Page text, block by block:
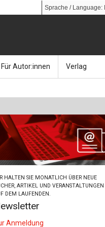
Social Media
Library
Für Autor:innen
Kalender
Zeitschriften
Verlag
So finden
HALTEN SIE MONATLICH ÜBER NEUE
ARTIKEL UND VERANSTALTUNGEN
DEM LAUFENDEN.
Anmeldung